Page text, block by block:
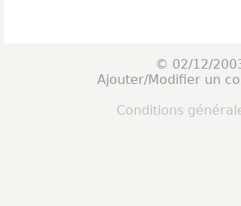
© 02/12/
Ajouter/Modifier un
Conditions